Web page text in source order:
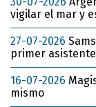
vigilar el mar y
27-07-2026
primer
16-07-2026
mismo